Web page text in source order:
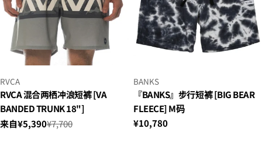
小
贩：
RVCA
RVCA 混合两栖冲浪短裤 [VA
BANDED TRUNK 18"]
销
来自¥5,390
正
¥7,700
小
贩：
BANKS
『BANKS』步行短裤 [BIG BEAR
FLEECE] M码
正
¥10,780